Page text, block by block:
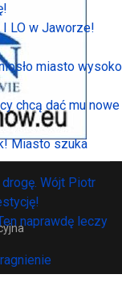
LO w Jaworze!
miasto wysoko
chcą dać mu nowe
Miasto szuka
Wójt Piotr
naprawdę leczy